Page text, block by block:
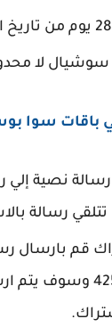
سوشيال لا
سوا بوست
تحتوي علي كود 4255